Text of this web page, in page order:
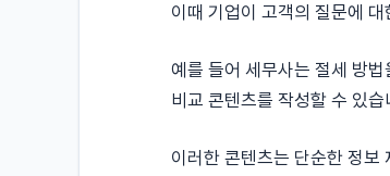
이때 기업이 고객의 질문에
예를 들어 세무사는 절세 방
비교 콘텐츠를 작성할 수 있습
이러한 콘텐츠는 단순한 정보